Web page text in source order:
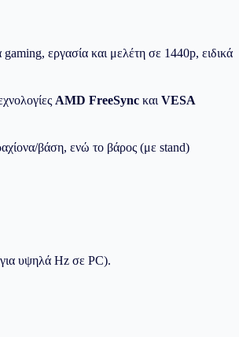
εργασία και μελέτη σε 1440p, ειδικά
AMD FreeSync και VESA
βάση, ενώ το βάρος (με stand)
υψηλά Hz σε PC).